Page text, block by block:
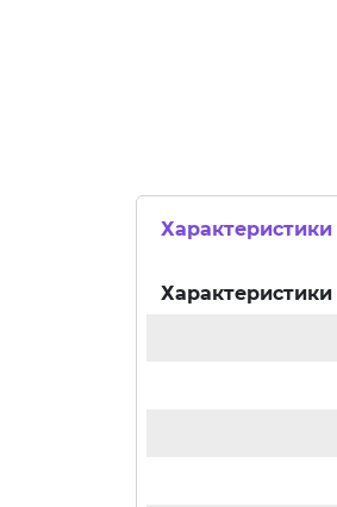
Характеристики
Характеристики